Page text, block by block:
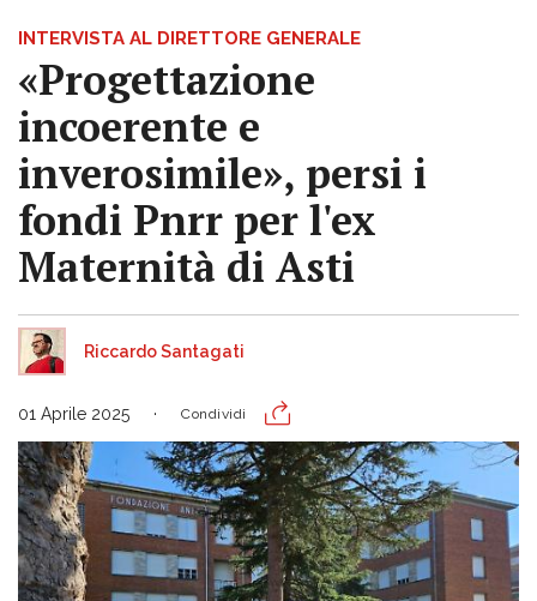
INTERVISTA AL DIRETTORE GENERALE
«Progettazione
incoerente e
inverosimile», persi i
fondi Pnrr per l'ex
Maternità di Asti
Riccardo Santagati
01 Aprile 2025 Condividi